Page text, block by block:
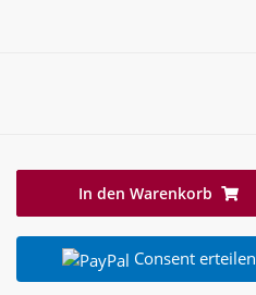
In den Warenkorb
Consent erteilen